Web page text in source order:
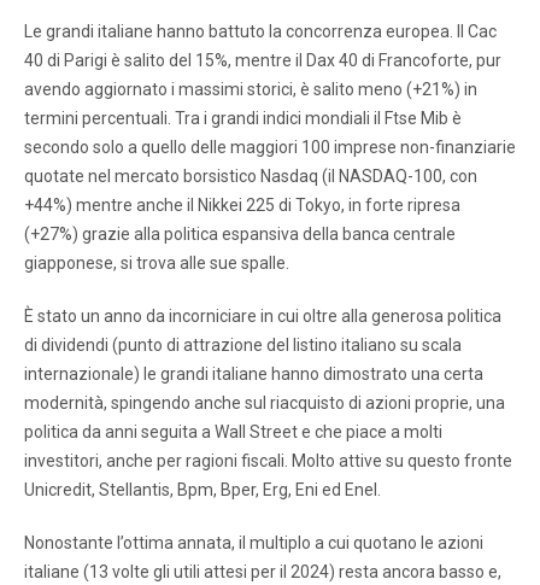
Le grandi italiane hanno battuto la concorrenza europea. Il Cac
40 di Parigi è salito del 15%, mentre il Dax 40 di Francoforte, pur
avendo aggiornato i massimi storici, è salito meno (+21%) in
termini percentuali. Tra i grandi indici mondiali il Ftse Mib è
secondo solo a quello delle maggiori 100 imprese non-finanziarie
quotate nel mercato borsistico Nasdaq (il NASDAQ-100, con
+44%) mentre anche il Nikkei 225 di Tokyo, in forte ripresa
(+27%) grazie alla politica espansiva della banca centrale
giapponese, si trova alle sue spalle.
È stato un anno da incorniciare in cui oltre alla generosa politica
di dividendi (punto di attrazione del listino italiano su scala
internazionale) le grandi italiane hanno dimostrato una certa
modernità, spingendo anche sul riacquisto di azioni proprie, una
politica da anni seguita a Wall Street e che piace a molti
investitori, anche per ragioni fiscali. Molto attive su questo fronte
Unicredit, Stellantis, Bpm, Bper, Erg, Eni ed Enel.
Nonostante l’ottima annata, il multiplo a cui quotano le azioni
italiane (13 volte gli utili attesi per il 2024) resta ancora basso e,